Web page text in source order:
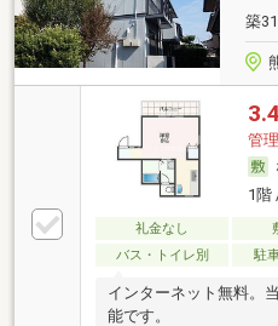
築
管
1階
礼金なし
バス・トイレ別
駐
インターネット無料。
能です。